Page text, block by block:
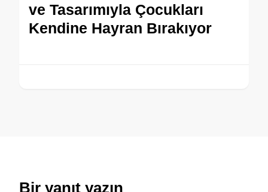
ve Tasarımıyla Çocukları
Kendine Hayran Bırakıyor
Bir yanıt yazın